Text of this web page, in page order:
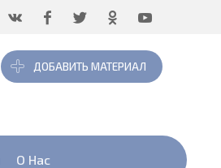
ДОБАВИТЬ МАТЕРИАЛ
О Нас